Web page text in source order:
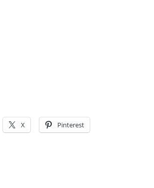
X Pinterest